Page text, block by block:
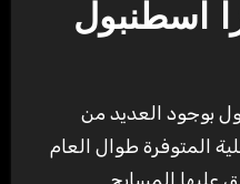
اسطنبول
المتوفرة طوال العام
عليها المسابح